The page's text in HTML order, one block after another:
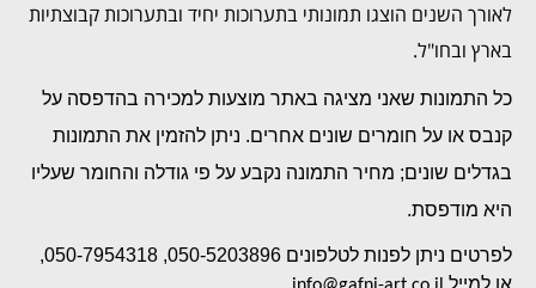
לאורך השנים הוצגו תמונותי בתערוכות יחיד ובתערוכות קבוצתיות
בארץ ובחו"ל.
כל התמונות שאני מציגה באתר מוצעות למכירה בהדפסה על
קנבס או על חומרים שונים אחרים. ניתן להזמין את התמונות
בגדלים שונים; מחיר התמונה נקבע על פי גודלה והחומר שעליו
היא מודפסת.
לפרטים ניתן לפנות לטלפונים 050-5203896, 050-7954318,
או למייל